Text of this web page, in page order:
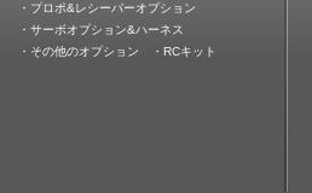
・プロポ&レシーバーオプション
・サーボオプション&ハーネス
・その他のオプション
・RCキット